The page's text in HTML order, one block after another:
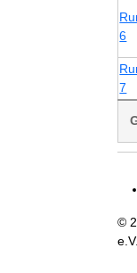
6
7
©
e.V.